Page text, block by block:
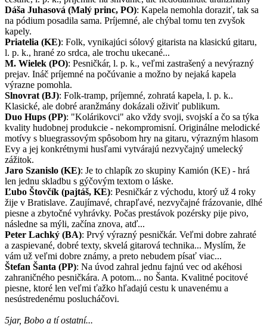
Dáša Juhasová (Malý princ, PO): Kapela nemohla doraziť, tak sa
na pódium posadila sama. Príjemné, ale chýbal tomu ten zvyšok
kapely.
Priatelia (KE): Folk, vynikajúci sólový gitarista na klasickú gitaru,
l. p. k., hrané zo srdca, ale trochu ukecané...
M. Wielek (PO): Pesničkár, l. p. k., veľmi zastrašený a nevýrazný
prejav. Ináč príjemné na počúvanie a možno by nejaká kapela
výrazne pomohla.
Slnovrat (BJ): Folk-tramp, príjemné, zohratá kapela, l. p. k..
Klasické, ale dobré aranžmány dokázali oživiť publikum.
Duo Hups (PP): "Kolárikovci" ako vždy svoji, svojskí a čo sa týka
kvality hudobnej produkcie - nekompromisní. Originálne melodické
motívy s bluegrassovým spôsobom hry na gitaru, výrazným hlasom
Evy a jej konkrétnymi husľami vytvárajú nezvyčajný umelecký
zážitok.
Jaro Szanislo (KE): Je to chlapík zo skupiny Kamión (KE) - hrá
len jednu skladbu s gýčovým textom o láske.
Ľubo Štovčík (pajtáš, KE): Pesničkár z východu, ktorý už 4 roky
žije v Bratislave. Zaujímavé, chrapľavé, nezvyčajné frázovanie, dlhé
piesne a zbytočné vyhrávky. Počas prestávok pozérsky pije pivo,
následne sa mýli, začína znova, atď...
Peter Lachký (BA): Prvý výrazný pesničkár. Veľmi dobre zahraté
a zaspievané, dobré texty, skvelá gitarová technika... Myslím, že
vám už veľmi dobre známy, a preto nebudem písať viac...
Štefan Šanta (PP): Na úvod zahral jednu fajnú vec od akéhosi
zahraničného pesničkára. A potom... no Šanta. Kvalitné pocitové
piesne, ktoré len veľmi ťažko hľadajú cestu k unavenému a
nesústredenému poslucháčovi.
5jar, Bobo a tí ostatní...